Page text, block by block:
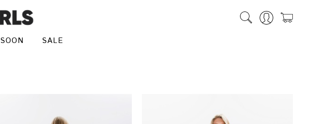
SOON SALE